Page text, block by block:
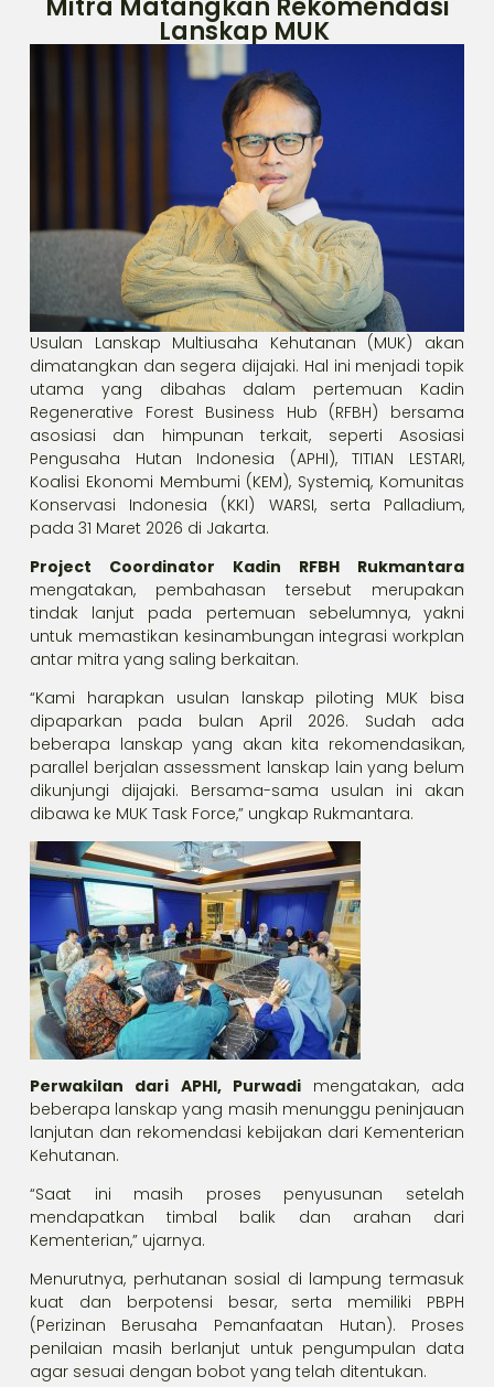
Mitra Matangkan Rekomendasi
Lanskap MUK
Usulan Lanskap Multiusaha Kehutanan (MUK) akan
dimatangkan dan segera dijajaki. Hal ini menjadi topik
utama yang dibahas dalam pertemuan Kadin
Regenerative Forest Business Hub (RFBH) bersama
asosiasi dan himpunan terkait, seperti Asosiasi
Pengusaha Hutan Indonesia (APHI), TITIAN LESTARI,
Koalisi Ekonomi Membumi (KEM), Systemiq, Komunitas
Konservasi Indonesia (KKI) WARSI, serta Palladium,
pada 31 Maret 2026 di Jakarta.
Project Coordinator Kadin RFBH Rukmantara
mengatakan, pembahasan tersebut merupakan
tindak lanjut pada pertemuan sebelumnya, yakni
untuk memastikan kesinambungan integrasi workplan
antar mitra yang saling berkaitan.
“Kami harapkan usulan lanskap piloting MUK bisa
dipaparkan pada bulan April 2026. Sudah ada
beberapa lanskap yang akan kita rekomendasikan,
parallel berjalan assessment lanskap lain yang belum
dikunjungi dijajaki. Bersama-sama usulan ini akan
dibawa ke MUK Task Force,” ungkap Rukmantara.
Perwakilan dari APHI, Purwadi mengatakan, ada
beberapa lanskap yang masih menunggu peninjauan
lanjutan dan rekomendasi kebijakan dari Kementerian
Kehutanan.
“Saat ini masih proses penyusunan setelah
mendapatkan timbal balik dan arahan dari
Kementerian,” ujarnya.
Menurutnya, perhutanan sosial di lampung termasuk
kuat dan berpotensi besar, serta memiliki PBPH
(Perizinan Berusaha Pemanfaatan Hutan). Proses
penilaian masih berlanjut untuk pengumpulan data
agar sesuai dengan bobot yang telah ditentukan.